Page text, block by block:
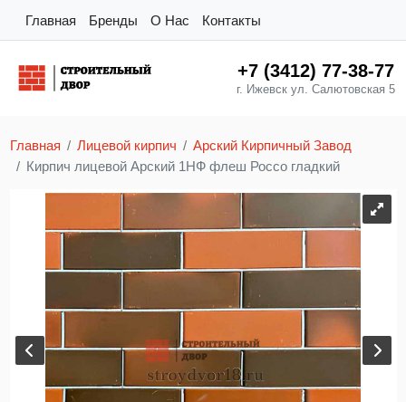
Главная Бренды О Нас Контакты
+7 (3412) 77-38-77
г. Ижевск ул. Салютовская 5
Главная Лицевой кирпич
Арский Кирпичный Завод
Кирпич лицевой Арский 1НФ флеш Россо гладкий